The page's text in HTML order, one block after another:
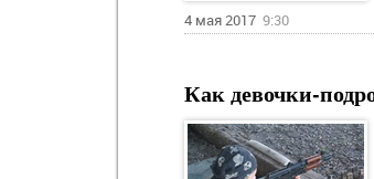
4 мая 2017 9:30
Как девочки-